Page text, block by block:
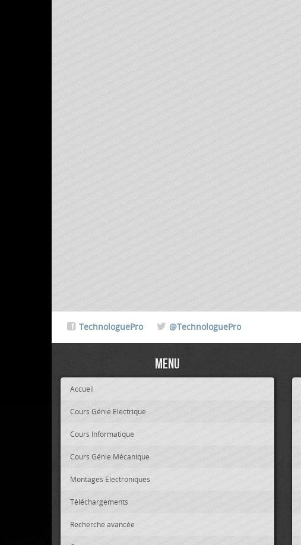
TechnologuePro @TechnologuePro
Menu
Accueil
Cours Génie Electrique
Cours Informatique
Cours Génie Mécanique
Montages Electroniques
Téléchargements
Recherche avancée